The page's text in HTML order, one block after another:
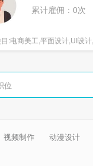
累计雇佣：0次
:电商美工,平面设计,UI设
视频制作
动漫设计